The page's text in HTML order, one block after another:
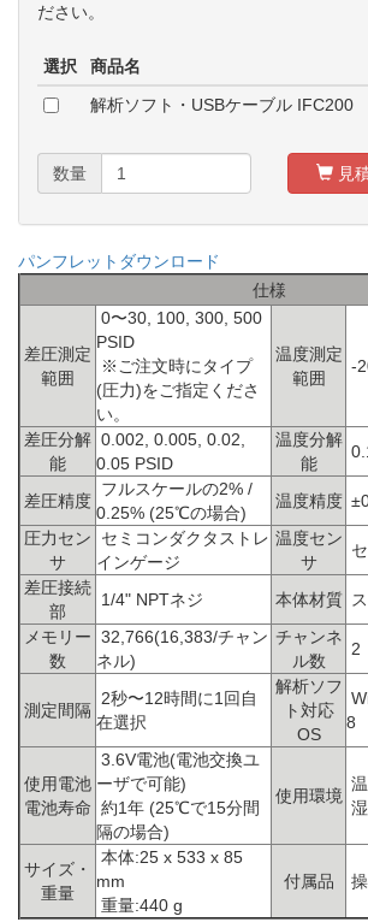
ださい。
選択 商品名
解析ソフト・USBケーブル IFC200
数量 見
パンフレットダウンロード
仕様
差圧測定
範囲
0〜30, 100, 300, 500
PSID
※ご注文時にタイプ
(圧力)をご指定くださ
い。
温度測定
範囲
-
差圧分解
能
0.002, 0.005, 0.02,
0.05 PSID
温度分解
能
差圧精度
フルスケールの2% /
0.25% (25℃の場合)
温度精度
圧力セン
サ
セミコンダクタストレ
インゲージ
温度セン
サ
差圧接続
部
1/4" NPTネジ 本体材質
メモリー
数
32,766(16,383/チャン
ネル)
チャンネ
ル数
2
測定間隔
2秒〜12時間に1回自
在選択
解析ソフ
ト対応
OS
8
使用電池
電池寿命
3.6V電池(電池交換ユ
ーザで可能)
約1年 (25℃で15分間
隔の場合)
使用環境
サイズ・
重量
本体:25 x 533 x 85
mm
重量:440 g
付属品